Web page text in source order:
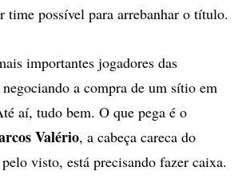
time possível para arrebanhar o título.
importantes jogadores das
a compra de um sítio em
aí, tudo bem. O que pega é o
Valério, a cabeça careca do
visto, está precisando fazer caixa.